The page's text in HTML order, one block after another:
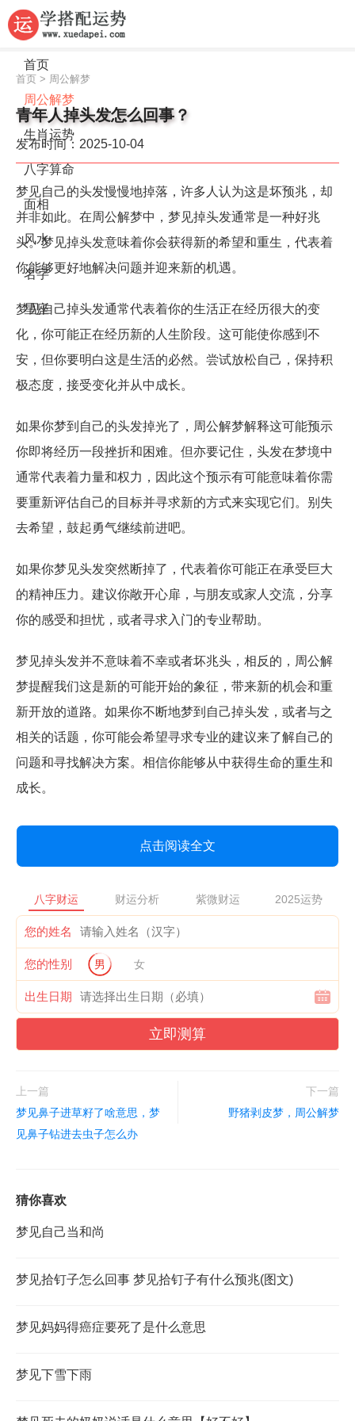
首页
周公解梦
生肖运势
八字算命
面相
风水
名字
星座
首页 > 周公解梦
青年人掉头发怎么回事？
发布时间：2025-10-04
梦见自己的头发慢慢地掉落，许多人认为这是坏预兆，却
并非如此。在周公解梦中，梦见掉头发通常是一种好兆
头。梦见掉头发意味着你会获得新的希望和重生，代表着
你能够更好地解决问题并迎来新的机遇。
梦见自己掉头发通常代表着你的生活正在经历很大的变
化，你可能正在经历新的人生阶段。这可能使你感到不
安，但你要明白这是生活的必然。尝试放松自己，保持积
极态度，接受变化并从中成长。
如果你梦到自己的头发掉光了，周公解梦解释这可能预示
你即将经历一段挫折和困难。但亦要记住，头发在梦境中
通常代表着力量和权力，因此这个预示有可能意味着你需
要重新评估自己的目标并寻求新的方式来实现它们。别失
去希望，鼓起勇气继续前进吧。
如果你梦见头发突然断掉了，代表着你可能正在承受巨大
的精神压力。建议你敞开心扉，与朋友或家人交流，分享
你的感受和担忧，或者寻求入门的专业帮助。
梦见掉头发并不意味着不幸或者坏兆头，相反的，周公解
梦提醒我们这是新的可能开始的象征，带来新的机会和重
新开放的道路。如果你不断地梦到自己掉头发，或者与之
相关的话题，你可能会希望寻求专业的建议来了解自己的
问题和寻找解决方案。相信你能够从中获得生命的重生和
成长。
点击阅读全文
八字财运 财运分析 紫微财运 2025运势
您的姓名
您的性别 男 女
出生日期
立即测算
上一篇
梦见鼻子进草籽了啥意思，梦
见鼻子钻进去虫子怎么办
下一篇
野猪剥皮梦，周公解梦
猜你喜欢
梦见自己当和尚
梦见拾钉子怎么回事 梦见拾钉子有什么预兆(图文)
梦见妈妈得癌症要死了是什么意思
梦见下雪下雨